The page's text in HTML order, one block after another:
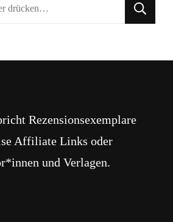
Rezensionsexemplare
Affiliate Links oder
und Verlagen.